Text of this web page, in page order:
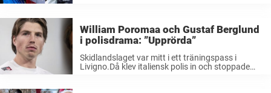
William Poromaa och Gustaf Berglund
i polisdrama: ”Upprörda”
Skidlandslaget var mitt i ett träningspass i
Livigno.Då klev italiensk polis in och stoppade